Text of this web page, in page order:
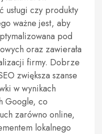
usługi czy produkty
ważne jest, aby
pod
oraz zawierała
firmy. Dobrze
zwiększa szanse
w wynikach
Google, co
zarówno online,
lokalnego